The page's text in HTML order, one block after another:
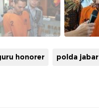
honorer polda jabar